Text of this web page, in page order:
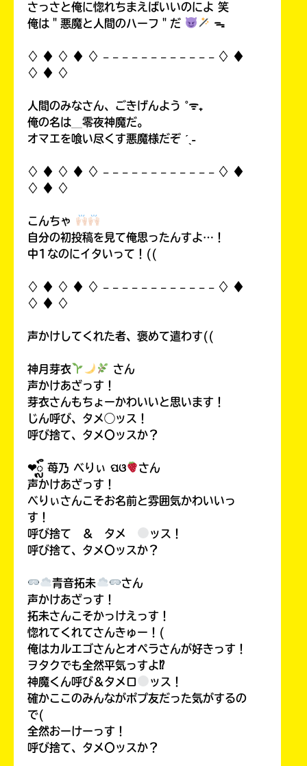
さっさと俺に惚れちまえばいいのによ 笑
俺は＂悪魔と人間のハーフ＂だ
ᯓ
♢ ♦︎ ♢ ♦︎ ♢ 𓐄 𓐄 𓐄 𓐄 𓐄 𓐄 𓐄 𓐄 𓐄 𓐄 𓐄 𓐄 ♢ ♦︎
♢ ♦︎ ♢
人間のみなさん、ごきげんよう ˚ᯤ₊
俺の名は＿零夜神魔だ。
オマエを喰い尽くす悪魔様だぞ ˊˎ˗
♢ ♦︎ ♢ ♦︎ ♢ 𓐄 𓐄 𓐄 𓐄 𓐄 𓐄 𓐄 𓐄 𓐄 𓐄 𓐄 𓐄 ♢ ♦︎
♢ ♦︎ ♢
こんちゃ
自分の初投稿を見て俺思ったんすよ…！
中1なのにイタいって！((
♢ ♦︎ ♢ ♦︎ ♢ 𓐄 𓐄 𓐄 𓐄 𓐄 𓐄 𓐄 𓐄 𓐄 𓐄 𓐄 𓐄 ♢ ♦︎
♢ ♦︎ ♢
声かけしてくれた者、褒めて遣わす((
神月芽衣
さん
声かけあざっす！
芽衣さんもちょーかわいいと思います！
じん呼び、タメ◯ッス！
呼び捨て、タメ〇ッスか？
❤︎ᬼ 苺乃 べりぃ ପଓ
さん
声かけあざっす！
べりぃさんこそお名前と雰囲気かわいいっ
す！
呼び捨て ＆ タメ
ッス！
呼び捨て、タメ〇ッスか？
青音拓未
さん
声かけあざっす！
拓未さんこそかっけえっす！
惚れてくれてさんきゅー！(
俺はカルエゴさんとオペラさんが好きっす！
ヲタクでも全然平気っすよ⁉
神魔くん呼び＆タメロ
ッス！
確かここのみんながポプ友だった気がするの
で(
全然おーけーっす！
呼び捨て、タメ〇ッスか？